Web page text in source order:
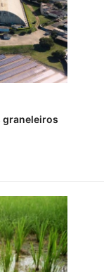
graneleiros